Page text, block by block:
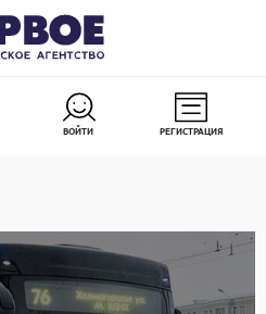
ВОЙТИ РЕГИСТРАЦИЯ